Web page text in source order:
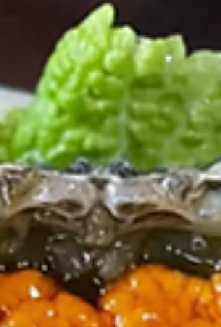
อาหารทะเลที่ต้องมา! หัวหิน
เวลคัมจ้าเพื่อน ๆ เข้าสู่หัวหินดินแดนสวรรค์ของชา
ฟู้ดที่แท้ทรู มีของทะเลสด ๆ อร่อยมาก ทั้งกั้ง ปู ปลา
หมึก หลากหลายชนิด...